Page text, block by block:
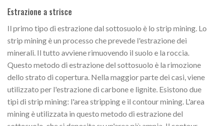
Estrazione a strisce
Il primo tipo di estrazione dal sottosuolo è lo strip mining. Lo
strip mining è un processo che prevede l'estrazione dei
minerali. Il tutto avviene rimuovendo il suolo e la roccia.
Questo metodo di estrazione del sottosuolo è la rimozione
dello strato di copertura. Nella maggior parte dei casi, viene
utilizzato per l'estrazione di carbone e lignite. Esistono due
tipi di strip mining: l'area stripping e il contour mining. L'area
mining è utilizzata in questo metodo di estrazione del